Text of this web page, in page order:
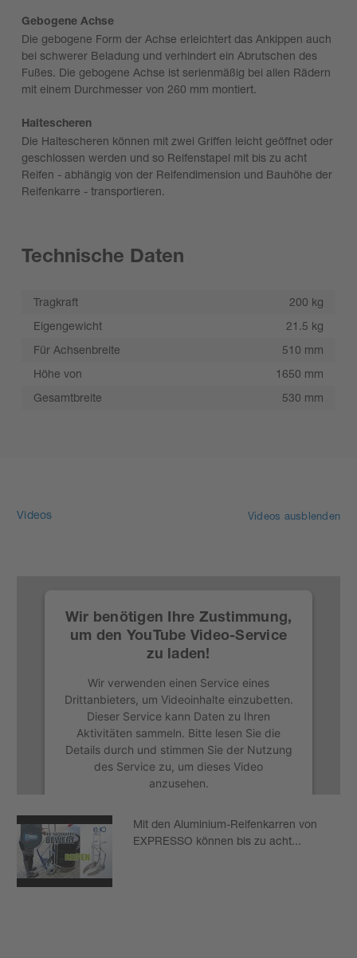
Gebogene Achse
Die gebogene Form der Achse erleichtert das Ankippen auch
bei schwerer Beladung und verhindert ein Abrutschen des
Fußes. Die gebogene Achse ist serienmäßig bei allen Rädern
mit einem Durchmesser von 260 mm montiert.
Haltescheren
Die Haltescheren können mit zwei Griffen leicht geöffnet oder
geschlossen werden und so Reifenstapel mit bis zu acht
Reifen - abhängig von der Reifendimension und Bauhöhe der
Reifenkarre - transportieren.
Technische Daten
Tragkraft
200 kg
Eigengewicht
21.5 kg
Für Achsenbreite
510 mm
Höhe von
1650 mm
Gesamtbreite
530 mm
Videos Videos ausblenden
Wir benötigen Ihre Zustimmung,
um den YouTube Video-Service
zu laden!
Wir verwenden einen Service eines
Drittanbieters, um Videoinhalte einzubetten.
Dieser Service kann Daten zu Ihren
Aktivitäten sammeln. Bitte lesen Sie die
Details durch und stimmen Sie der Nutzung
des Service zu, um dieses Video
anzusehen.
powered by
Mit den Aluminium-Reifenkarren von
EXPRESSO können bis zu acht...